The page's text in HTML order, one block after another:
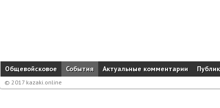
Общевойсковое События Актуальные комментарии
© 2017 kazaki.online